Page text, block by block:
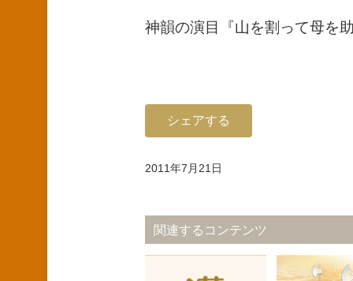
神韻の演目『山を割って母を
シェアする
2011年7月21日
関連するコンテンツ